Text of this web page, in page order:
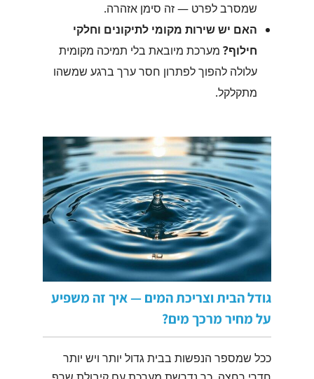
שמסרב לפרט — זה סימן אזהרה.
האם יש שירות מקומי לתיקונים וחלקי
חילוף? מערכת מיובאת בלי תמיכה מקומית
עלולה להפוך לפתרון חסר ערך ברגע שמשהו
מתקלקל.
גודל הבית וצריכת המים — איך זה משפיע
על מחיר מרכך מים?
ככל שמספר הנפשות בבית גדול יותר ויש יותר